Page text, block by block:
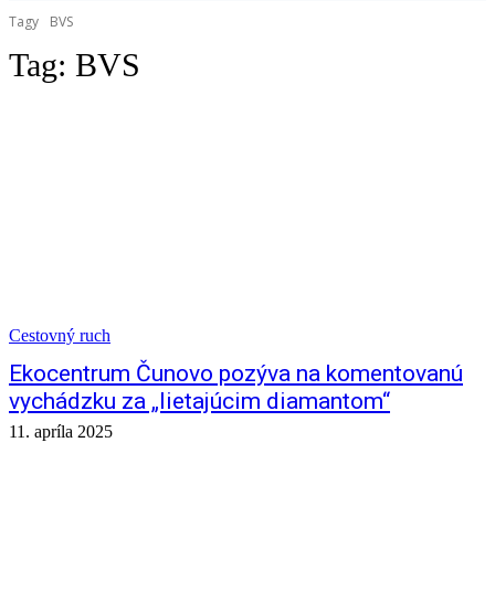
Tagy
BVS
Tag: BVS
Cestovný ruch
Ekocentrum Čunovo pozýva na komentovanú
vychádzku za „lietajúcim diamantom“
11. apríla 2025